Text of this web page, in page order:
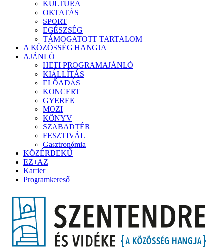
KULTÚRA
OKTATÁS
SPORT
EGÉSZSÉG
TÁMOGATOTT TARTALOM
A KÖZÖSSÉG HANGJA
AJÁNLÓ
HETI PROGRAMAJÁNLÓ
KIÁLLÍTÁS
ELŐADÁS
KONCERT
GYEREK
MOZI
KÖNYV
SZABADTÉR
FESZTIVÁL
Gasztronómia
KÖZÉRDEKŰ
EZ+AZ
Karrier
Programkereső